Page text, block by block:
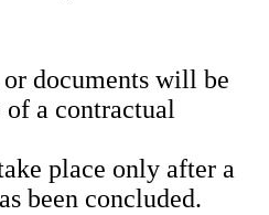
documents will be
a contractual
place only after a
been concluded.